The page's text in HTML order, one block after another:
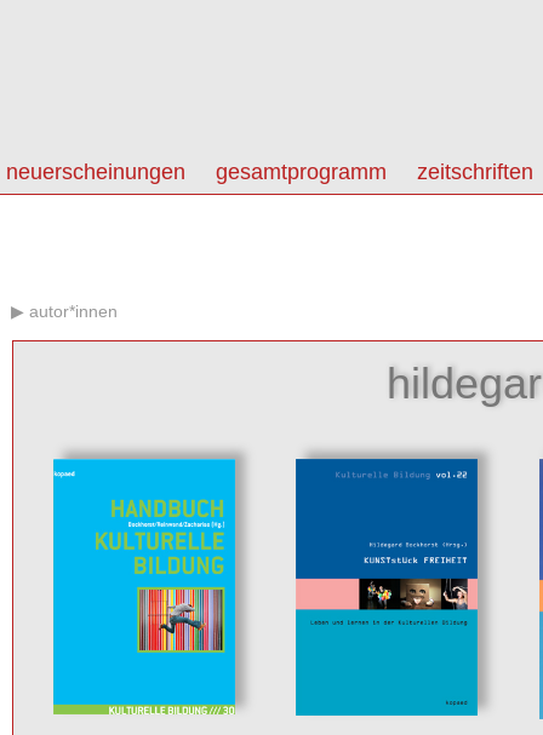
neuerscheinungen gesamtprogramm zeitschriften
autor*innen